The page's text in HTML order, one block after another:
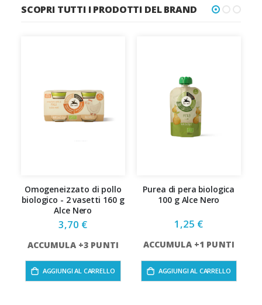
SCOPRI TUTTI I PRODOTTI DEL BRAND
Omogeneizzato di pollo
biologico - 2 vasetti 160 g
Alce Nero
3,70 €
ACCUMULA +3 PUNTI
AGGIUNGI AL CARRELLO
Purea di pera biologica
100 g Alce Nero
1,25 €
ACCUMULA +1 PUNTI
AGGIUNGI AL CARRELLO